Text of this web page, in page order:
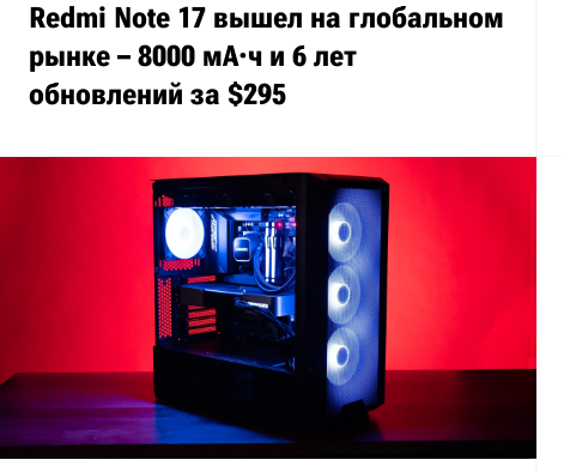
Redmi Note 17 вышел на глобальном
рынке – 8000 мА·ч и 6 лет
обновлений за $295